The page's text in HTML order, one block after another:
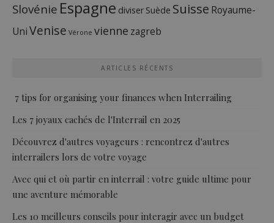
Slovénie Espagne diviser Suède Suisse Royaume-
UniVenise Vérone vienne zagreb
ARTICLES RÉCENTS
7 tips for organising your finances when Interrailing
Les 7 joyaux cachés de l'Interrail en 2025
Découvrez d'autres voyageurs : rencontrez d'autres
interrailers lors de votre voyage
Avec qui et où partir en interrail : votre guide ultime pour
une aventure mémorable
Les 10 meilleurs conseils pour interagir avec un budget